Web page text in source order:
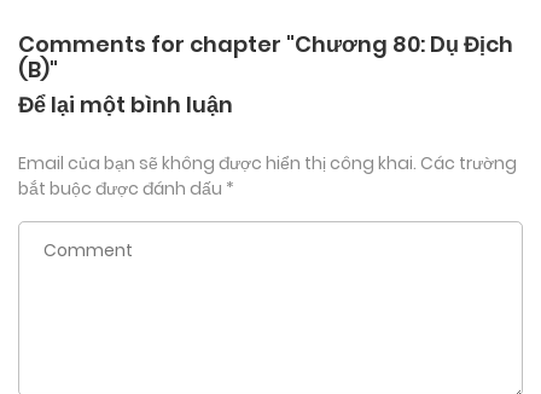
Comments for chapter "Chương 80: Dụ Địch
(B)"
Để lại một bình luận
Email của bạn sẽ không được hiển thị công khai. Các trường
bắt buộc được đánh dấu *